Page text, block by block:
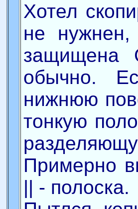
Хотел
не
защищена
обычно.
нижнюю
тонкую
Примерно
|| - полоска.